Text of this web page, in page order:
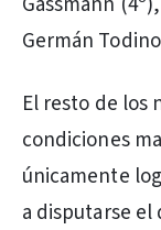
Germán
El resto de los
condiciones
únicamente
a disputarse el